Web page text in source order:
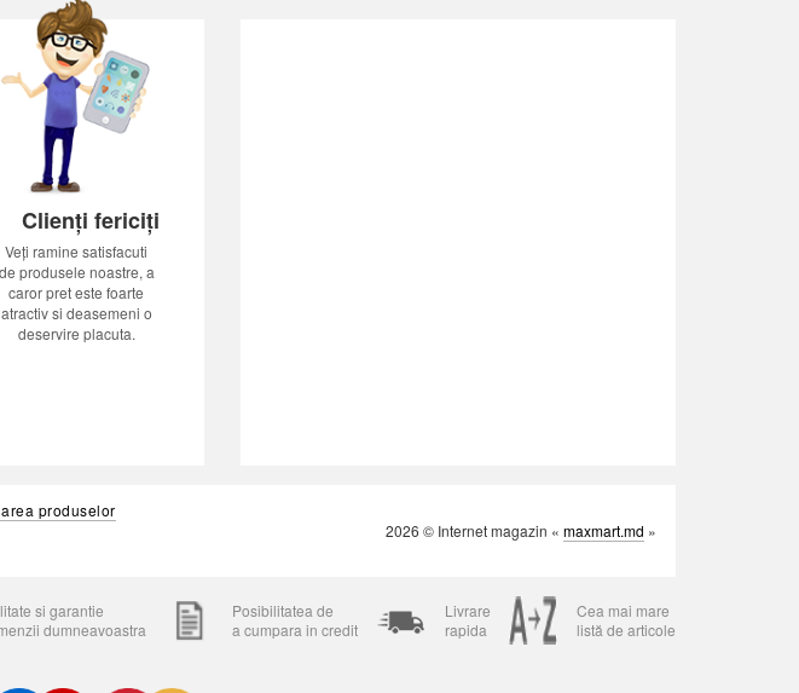
Clienți fericiți
Veți ramine satisfacuti
de produsele noastre, a
caror pret este foarte
atractiv si deasemeni o
deservire placuta.
produselor
2026 © Internet magazin « maxmart.md »
si garantie
dumneavoastra
Posibilitatea de
a cumpara in credit
Livrare
rapida
Cea mai mare
listă de articole